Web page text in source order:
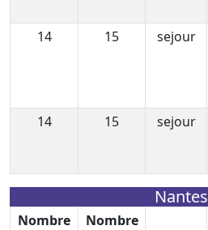
14
15 sejour
14
15 sejour
Nantes
Nombre
Nombre